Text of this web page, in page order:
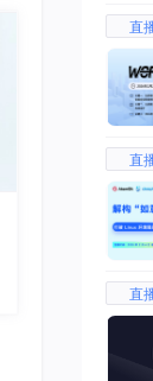
直
直
直